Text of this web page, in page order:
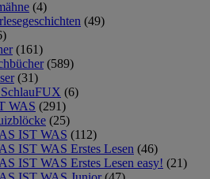
(4)
(49)
(161)
(589)
(31)
(6)
WAS (291)
(25)
IST WAS (112)
IST WAS Erstes Lesen (46)
IST WAS Erstes Lesen easy! (21)